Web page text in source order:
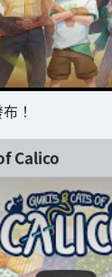
！
Calico